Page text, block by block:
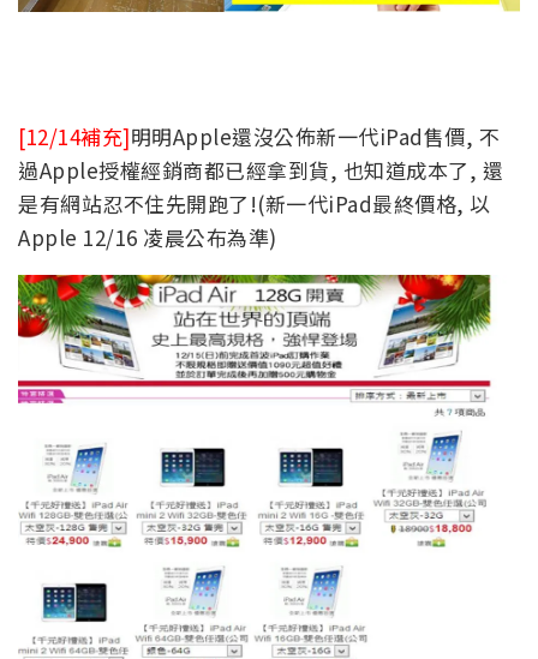
[12/14補充]明明Apple還沒公佈新一代iPad售價, 不
過Apple授權經銷商都已經拿到貨, 也知道成本了, 還
是有網站忍不住先開跑了!(新一代iPad最終價格, 以
Apple 12/16 凌晨公布為準)